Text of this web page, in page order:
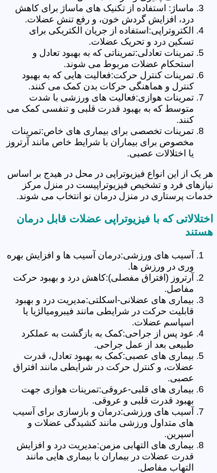
ماساژ: استفاده از تکنیک های ماساژ برای کاهش
درد، افزایش گردش خون، و رفع تنش عضلات.
الکتروتراپی:استفاده از جریان الکتریکی برای
تسکین درد و تحریک عضلات.
تمرینات تعادلی:تمریناتی که به بهبود تعادل و
استحکام عضلات مربوط می شوند.
تمرینات کنترل حرکت:فعالیت هایی که به بهبود
کنترل و هماهنگی حرکات بدن کمک می کنند.
تمرینات هوازی:فعالیت های ورزشی با شدت
متوسط که به بهبود قدرت قلبی و تنفسی کمک می
کنند.
تمرینات تخصصی برای بیماری های خاص:تمرینات
مخصوص برای بیماران با شرایط خاص مانند آرتروز
یا اختلالات عصبی.
هر یک از این انواع فیزیوتراپی در محل در هیدج بر اساس
نیازهای فرد و تشخیص فیزیوتراپیست در منزل مرکز
خدمات پرستاری در منزل درمان نو انتخاب می شوند.
اختلالاتی که با فیزیوتراپی عضلات قابل درمان
هستند
آسیب های ورزشی:درمان آسیب ها و افزایش بهره
وری در ورزش ها.
آرتروز (افتراق مفصلی):کاهش درد و بهبود حرکت
مفاصل.
بیماری های عضلانی-اسکلتی:مدیریت درد و بهبود
قابلیت حرکت در شرایطی مانند فیبرومیالژیا یا
اسپاسم عضلات.
عود پس از جراحی:کمک به بازگشت به عملکرد
طبیعی بعد از عمل جراحی.
بیماری های عصبی:کمک به بهبود تعادل، قدرت
عضلات، و کنترل حرکت در شرایطی مانند افتراق
عصبی.
بیماری های قلبی-عروقی:تمرینات هوازی جهت
بهبود قدرت قلبی و عروقی.
آسیب های ورزشی:درمان و بازسازی برای آسیب
های متداول ورزشی مانند کشیدگی عضلات و
اسپرین.
بیماری های التهابی مزمن:مدیریت درد و افزایش
قدرت عضلات در بیماران با بیماری هایی مانند
التهاب مفاصل.